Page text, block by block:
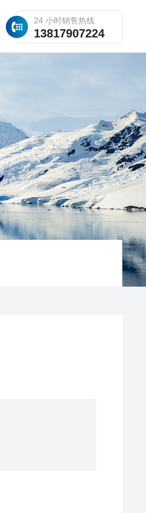
24 小时销售热线
13817907224